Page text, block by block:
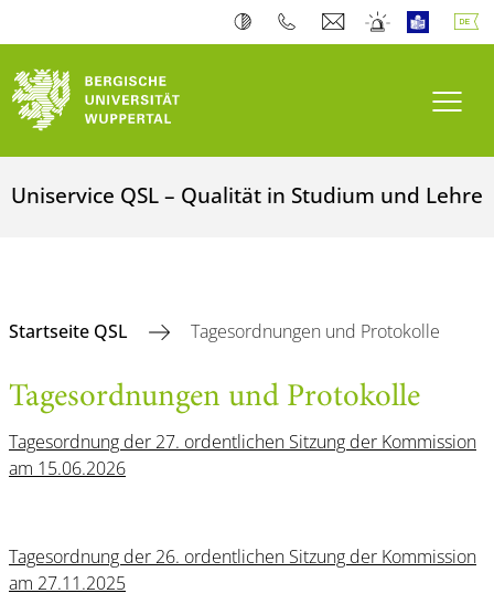
Uniservice QSL – Qualität in Studium und Lehre
Startseite QSL Tagesordnungen und Protokolle
Tagesordnungen und Protokolle
Tagesordnung der 27. ordentlichen Sitzung der Kommission
am 15.06.2026
Tagesordnung der 26. ordentlichen Sitzung der Kommission
am 27.11.2025